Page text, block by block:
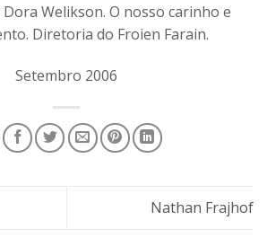
Dora Welikson. O nosso carinho e
Diretoria do Froien Farain.
Setembro 2006
Nathan Frajhof